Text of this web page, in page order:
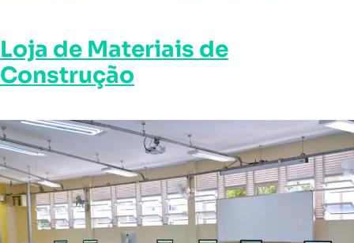
Loja de Materiais de
Construção